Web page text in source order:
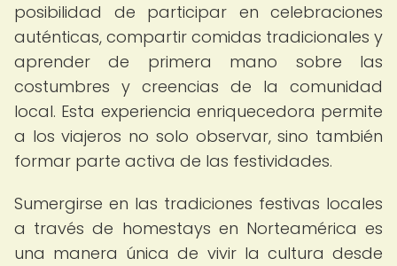
posibilidad de participar en celebraciones
auténticas, compartir comidas tradicionales y
aprender de primera mano sobre las
costumbres y creencias de la comunidad
local. Esta experiencia enriquecedora permite
a los viajeros no solo observar, sino también
formar parte activa de las festividades.
Sumergirse en las tradiciones festivas locales
a través de homestays en Norteamérica es
una manera única de vivir la cultura desde